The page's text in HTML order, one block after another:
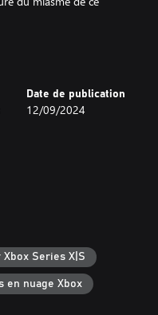
faire avancer votre
et les rivières
habitants et apaisez
de Kazimir.
Date de publication
12/09/2024
Series X|S
en nuage Xbox